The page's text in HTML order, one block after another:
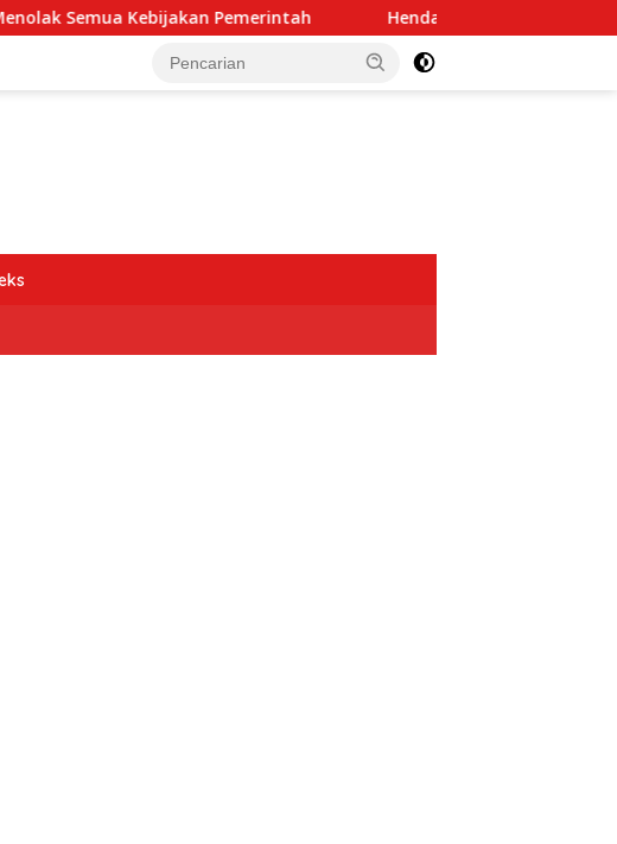
Pemerintah Hendardi: Dugaan Intervensi TNI dalam Kasus